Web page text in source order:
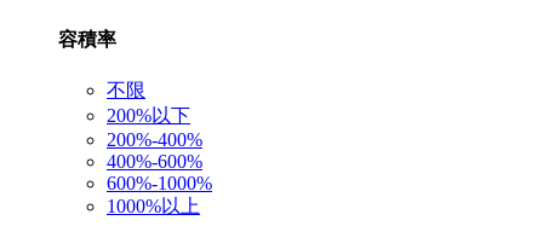
容積率
不限
200%以下
200%-400%
400%-600%
600%-1000%
1000%以上